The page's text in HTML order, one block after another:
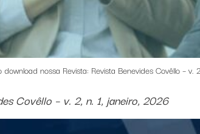
nossa Revista: Revista Benevides Covêllo –
Covêllo – v. 2, n. 1, janeiro, 2026